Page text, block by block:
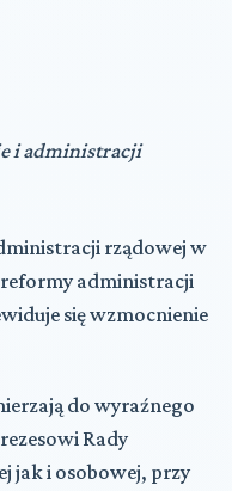
i administracji
rządowej w
administracji
się wzmocnienie
do wyraźnego
Rady
jak i osobowej, przy